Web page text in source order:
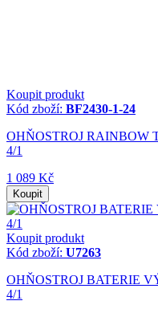
Koupit produkt
Kód zboží: BF2430-1-24
OHŇOSTROJ RAINBOW
4/1
1 089 Kč
Koupit
Koupit produkt
Kód zboží: U7263
OHŇOSTROJ BATERIE
4/1